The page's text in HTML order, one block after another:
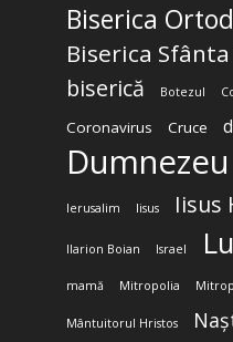
Biserica
Biserica
biserică Botezul
Coronavirus
Cruce
Dumnezeu
Ierusalim Iisus Iisus
Ilarion Boian Israel
mamă Mitropolia
Mântuitorul Hristos